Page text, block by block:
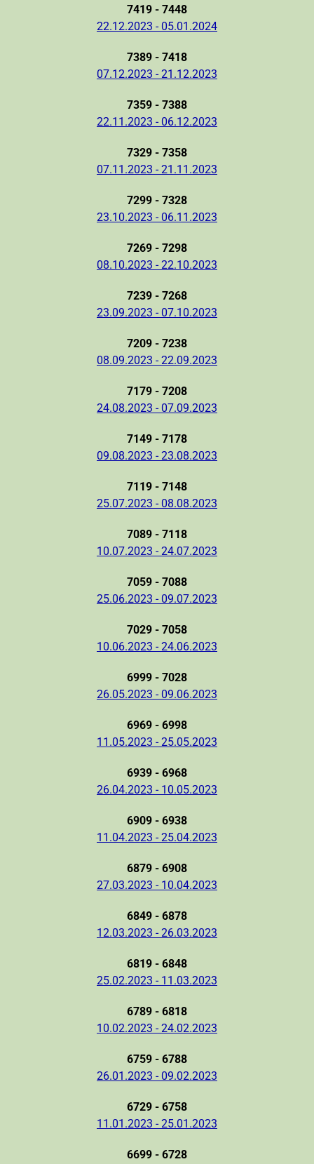
7419 - 7448
22.12.2023 - 05.01.2024
7389 - 7418
07.12.2023 - 21.12.2023
7359 - 7388
22.11.2023 - 06.12.2023
7329 - 7358
07.11.2023 - 21.11.2023
7299 - 7328
23.10.2023 - 06.11.2023
7269 - 7298
08.10.2023 - 22.10.2023
7239 - 7268
23.09.2023 - 07.10.2023
7209 - 7238
08.09.2023 - 22.09.2023
7179 - 7208
24.08.2023 - 07.09.2023
7149 - 7178
09.08.2023 - 23.08.2023
7119 - 7148
25.07.2023 - 08.08.2023
7089 - 7118
10.07.2023 - 24.07.2023
7059 - 7088
25.06.2023 - 09.07.2023
7029 - 7058
10.06.2023 - 24.06.2023
6999 - 7028
26.05.2023 - 09.06.2023
6969 - 6998
11.05.2023 - 25.05.2023
6939 - 6968
26.04.2023 - 10.05.2023
6909 - 6938
11.04.2023 - 25.04.2023
6879 - 6908
27.03.2023 - 10.04.2023
6849 - 6878
12.03.2023 - 26.03.2023
6819 - 6848
25.02.2023 - 11.03.2023
6789 - 6818
10.02.2023 - 24.02.2023
6759 - 6788
26.01.2023 - 09.02.2023
6729 - 6758
11.01.2023 - 25.01.2023
6699 - 6728